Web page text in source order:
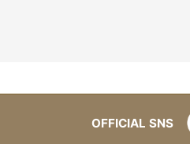
OFFICIAL SNS